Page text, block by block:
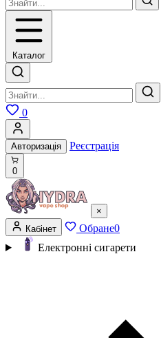
Каталог
0
Авторизація Реєстрація
0
×
Кабінет
Обране0
Електронні сигарети